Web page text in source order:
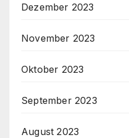
Dezember 2023
November 2023
Oktober 2023
September 2023
August 2023